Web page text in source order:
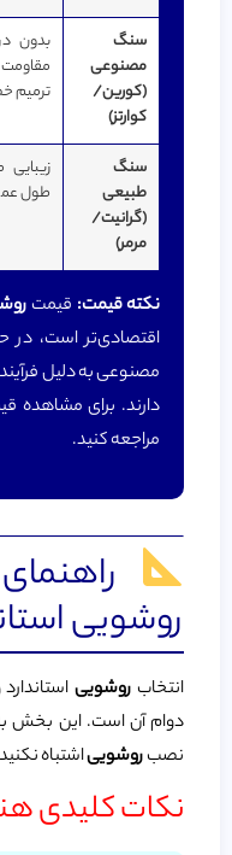
سنگ
مصنوعی
(کورین/
کوارتز)
بدون
ترمیم
سنگ
طبیعی
(گرانیت/
مرمر)
طول عمر
نکته قیمت: قیمت
اقتصادی‌تر است،
مصنوعی به دلیل
دارند. برای مشاهده
مراجعه کنید.
روشویی
انتخاب روشویی
دوام آن است. این بخش
نصبروشوییاشتباه
نکات کلیدی